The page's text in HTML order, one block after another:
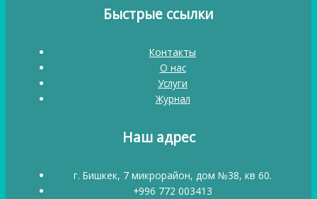
Быстрые ссылки
Контакты
О нас
Услуги
Журнал
Наш адрес
г. Бишкек, 7 микрорайон, дом №38, кв 60.
+996 772 003413